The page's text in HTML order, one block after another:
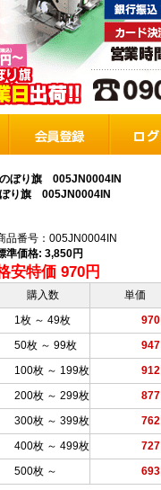
ぼり旗 005JN0004IN
り旗 005JN0004IN
品番号：005JN0004IN
準価格: 3,850円
安特価 970円
購入数
単価
1枚 ～ 49枚
970
50枚 ～ 99枚
947
100枚 ～ 199枚
912
200枚 ～ 299枚
877
300枚 ～ 399枚
762
400枚 ～ 499枚
727
500枚 ～
693